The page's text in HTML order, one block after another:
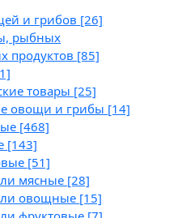
и грибов [26]
рыбных
продуктов [85]
товары [25]
овощи и грибы [14]
[468]
[143]
[51]
мясные [28]
овощные [15]